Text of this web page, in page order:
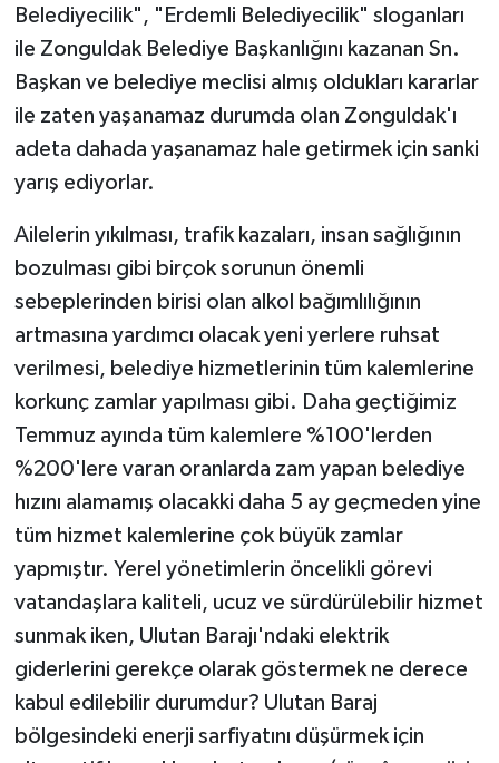
Belediyecilik", "Erdemli Belediyecilik" sloganları
ile Zonguldak Belediye Başkanlığını kazanan Sn.
Başkan ve belediye meclisi almış oldukları kararlar
ile zaten yaşanamaz durumda olan Zonguldak'ı
adeta dahada yaşanamaz hale getirmek için sanki
yarış ediyorlar.
Ailelerin yıkılması, trafik kazaları, insan sağlığının
bozulması gibi birçok sorunun önemli
sebeplerinden birisi olan alkol bağımlılığının
artmasına yardımcı olacak yeni yerlere ruhsat
verilmesi, belediye hizmetlerinin tüm kalemlerine
korkunç zamlar yapılması gibi. Daha geçtiğimiz
Temmuz ayında tüm kalemlere %100'lerden
%200'lere varan oranlarda zam yapan belediye
hızını alamamış olacakki daha 5 ay geçmeden yine
tüm hizmet kalemlerine çok büyük zamlar
yapmıştır. Yerel yönetimlerin öncelikli görevi
vatandaşlara kaliteli, ucuz ve sürdürülebilir hizmet
sunmak iken, Ulutan Barajı'ndaki elektrik
giderlerini gerekçe olarak göstermek ne derece
kabul edilebilir durumdur? Ulutan Baraj
bölgesindeki enerji sarfiyatını düşürmek için